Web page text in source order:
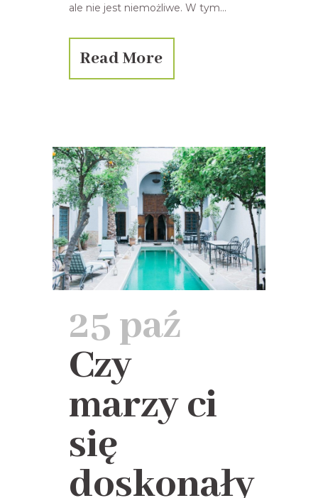
ale nie jest niemożliwe. W tym...
Read More
25 paź
Czy
marzy ci
się
doskonały